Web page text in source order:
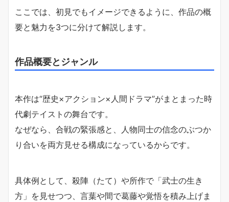
ここでは、初見でもイメージできるように、作品の概
要と魅力を3つに分けて解説します。
作品概要とジャンル
本作は“歴史×アクション×人間ドラマ”がまとまった時
代劇テイストの舞台です。
なぜなら、合戦の緊張感と、人物同士の信念のぶつか
り合いを両方見せる構成になっているからです。
具体例として、殺陣（たて）や所作で「武士の生き
方」を見せつつ、言葉や間で葛藤や覚悟を積み上げま